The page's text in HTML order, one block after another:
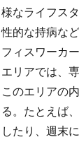
様なライフス
性的な持病な
フィスワーカ
エリアでは、
このエリアの
る。たとえば
したり、週末